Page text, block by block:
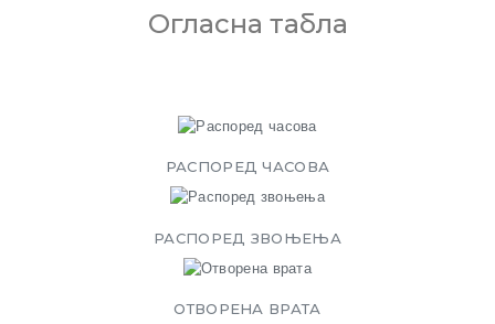
Огласна табла
РАСПОРЕД ЧАСОВА
РАСПОРЕД ЗВОЊЕЊА
ОТВОРЕНА ВРАТА